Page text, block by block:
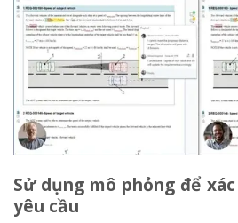
Sử dụng mô phỏng để
yêu cầu